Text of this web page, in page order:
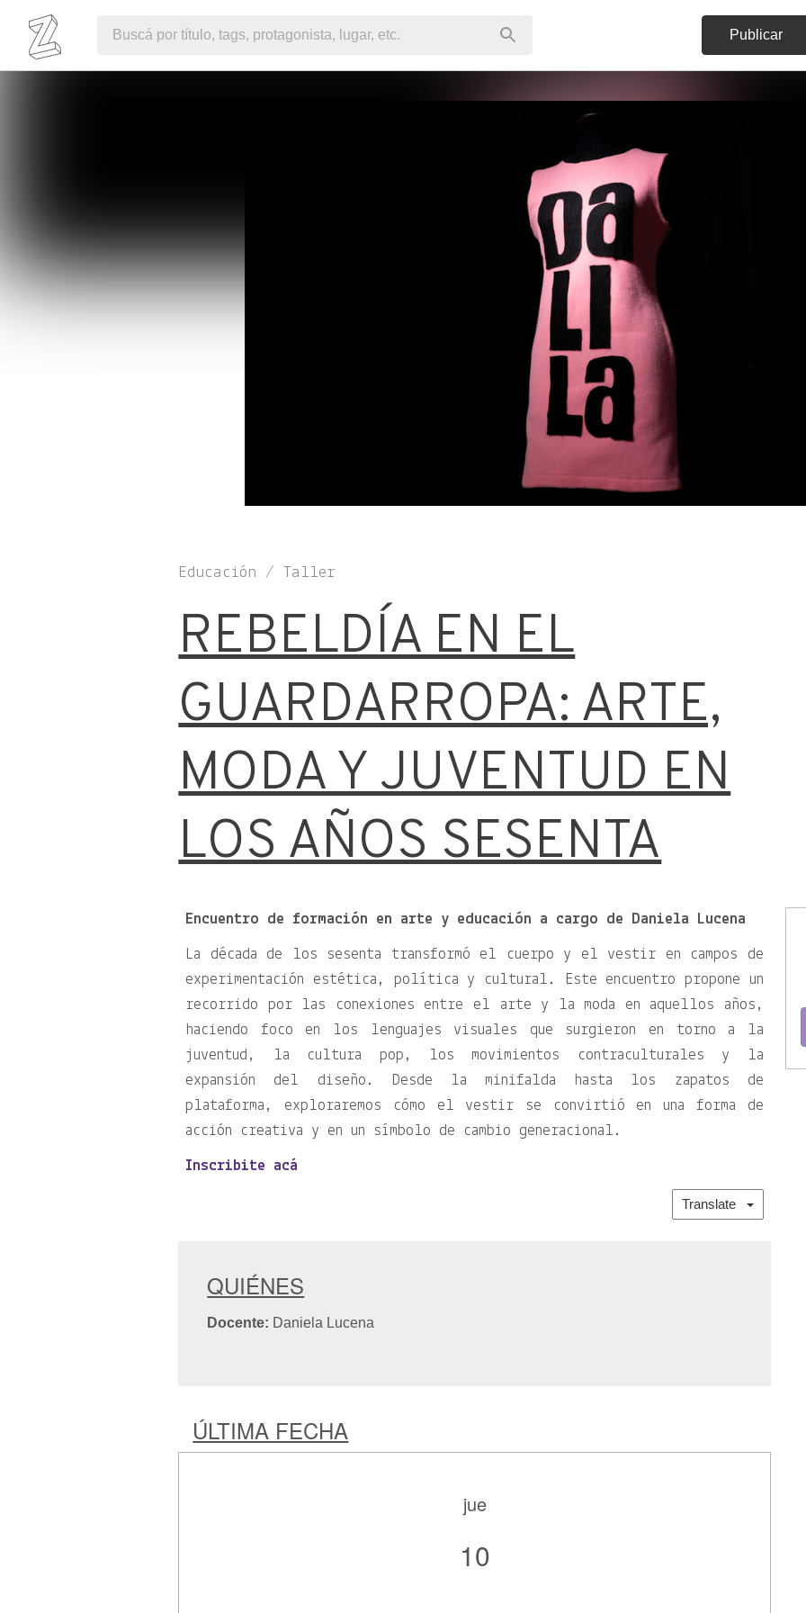
Publicar
Educación / Taller
REBELDÍA EN EL
GUARDARROPA: ARTE,
MODA Y JUVENTUD EN
LOS AÑOS SESENTA
Encuentro de formación en arte y educación a cargo de Daniela Lucena
La década de los sesenta transformó el cuerpo y el vestir en campos de
experimentación estética, política y cultural. Este encuentro propone un
recorrido por las conexiones entre el arte y la moda en aquellos años,
haciendo foco en los lenguajes visuales que surgieron en torno a la
juventud, la cultura pop, los movimientos contraculturales y la
expansión del diseño. Desde la minifalda hasta los zapatos de
plataforma, exploraremos cómo el vestir se convirtió en una forma de
acción creativa y en un símbolo de cambio generacional.
Inscribite acá
Translate
QUIÉNES
Docente: Daniela Lucena
ÚLTIMA FECHA
jue
10